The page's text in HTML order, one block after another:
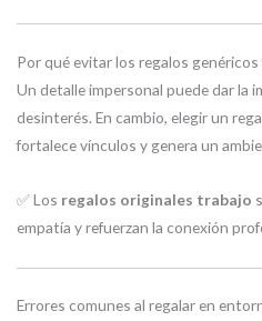
Por qué evitar los regalos
Un detalle impersonal puede dar la
desinterés. En cambio, elegir un
fortalece vínculos y genera un
✅ Los regalos originales trabajo
empatía y refuerzan la conexión
Errores comunes al regalar en